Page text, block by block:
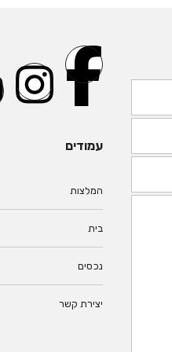
עמודים
המלצות
בית
נכסים
יצירת קשר